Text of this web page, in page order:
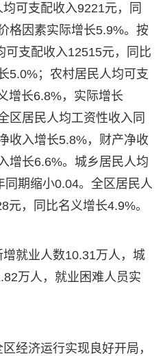
可支配收入9221元，同
格因素实际增长5.9%。按
可支配收入12515元，同比
5.0%；农村居民人均可支
增长6.8%，实际增长
区居民人均工资性收入同
收入增长5.8%，财产净收
增长6.6%。城乡居民人均
期缩小0.04。全区居民人
元，同比名义增长4.9%。
就业人数10.31万人，城
万人，就业困难人员实
经济运行实现良好开局，